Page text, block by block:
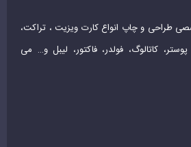
طراحی و چاپ انواع کارت ویزیت ، تراکت،
کاتالوگ، فولدر، فاکتور، لیبل و… می